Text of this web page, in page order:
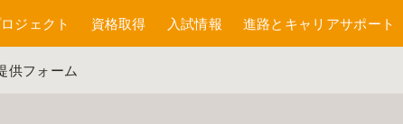
ジェクト 資格取得 入試情報 進路とキャリアサポート
供フォーム